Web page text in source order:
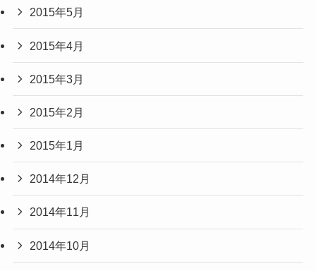
2015年5月
2015年4月
2015年3月
2015年2月
2015年1月
2014年12月
2014年11月
2014年10月